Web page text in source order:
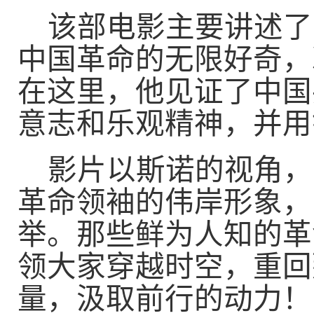
该部电影主要讲述了
中国革命的无限好奇
在这里，他见证了中
意志和乐观精神，并
影片以斯诺的视角
革命领袖的伟岸形象
举。那些鲜为人知的
领大家穿越时空，重
量，汲取前行的动力！